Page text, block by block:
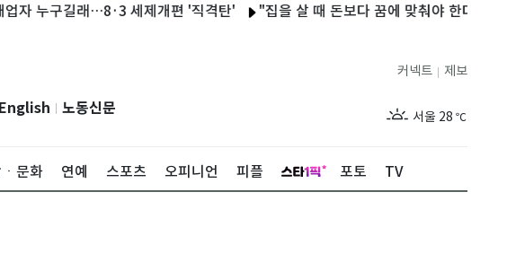
길래…8·3 세제개편 '직격탄' "집을 살 때 돈보다 꿈에 맞춰야 한다"…낡은 집에
English 노동신문
제보
커넥트
서울 28 ℃
문화 연예 스포츠 오피니언 피플 포토 TV